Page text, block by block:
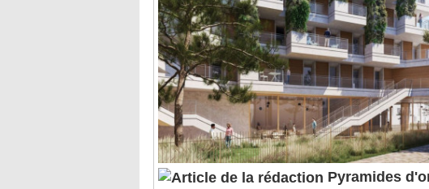
Pyramides
FPI : le palmarès 2025 fait la part belle